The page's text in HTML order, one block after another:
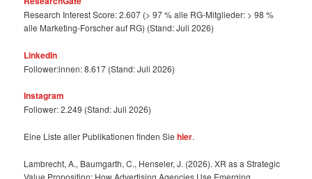
Research Interest Score: 2.607 (> 97 % alle RG-Mitglieder: > 98 %
alle Marketing-Forscher auf RG) (Stand: Juli 2026)
LinkedIn
Follower:innen: 8.617 (Stand: Juli 2026)
Instagram
Follower: 2.249 (Stand: Juli 2026)
Eine Liste aller Publikationen finden Siehier.
Lambrecht, A., Baumgarth, C., Henseler, J. (2026). XR as a Strategic